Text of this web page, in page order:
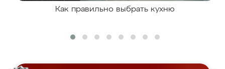
Как правильно выбрать кухню